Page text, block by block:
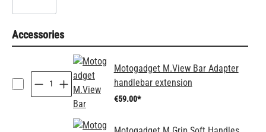
Accessories
Motogadget M.View Bar Adapter
handlebar extension
€59.00*